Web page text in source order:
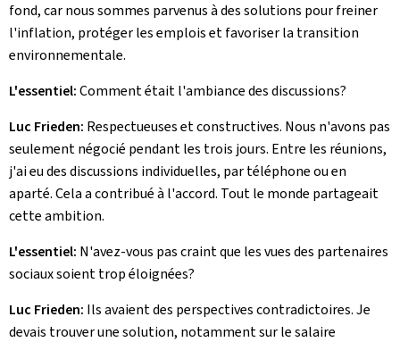
fond, car nous sommes parvenus à des solutions pour freiner
l'inflation, protéger les emplois et favoriser la transition
environnementale.
L'essentiel:Comment était l'ambiance des discussions?
Luc Frieden: Respectueuses et constructives. Nous n'avons pas
seulement négocié pendant les trois jours. Entre les réunions,
j'ai eu des discussions individuelles, par téléphone ou en
aparté. Cela a contribué à l'accord. Tout le monde partageait
cette ambition.
L'essentiel: N'avez-vous pas craint que les vues des partenaires
sociaux soient trop éloignées?
Luc Frieden: Ils avaient des perspectives contradictoires. Je
devais trouver une solution, notamment sur le salaire